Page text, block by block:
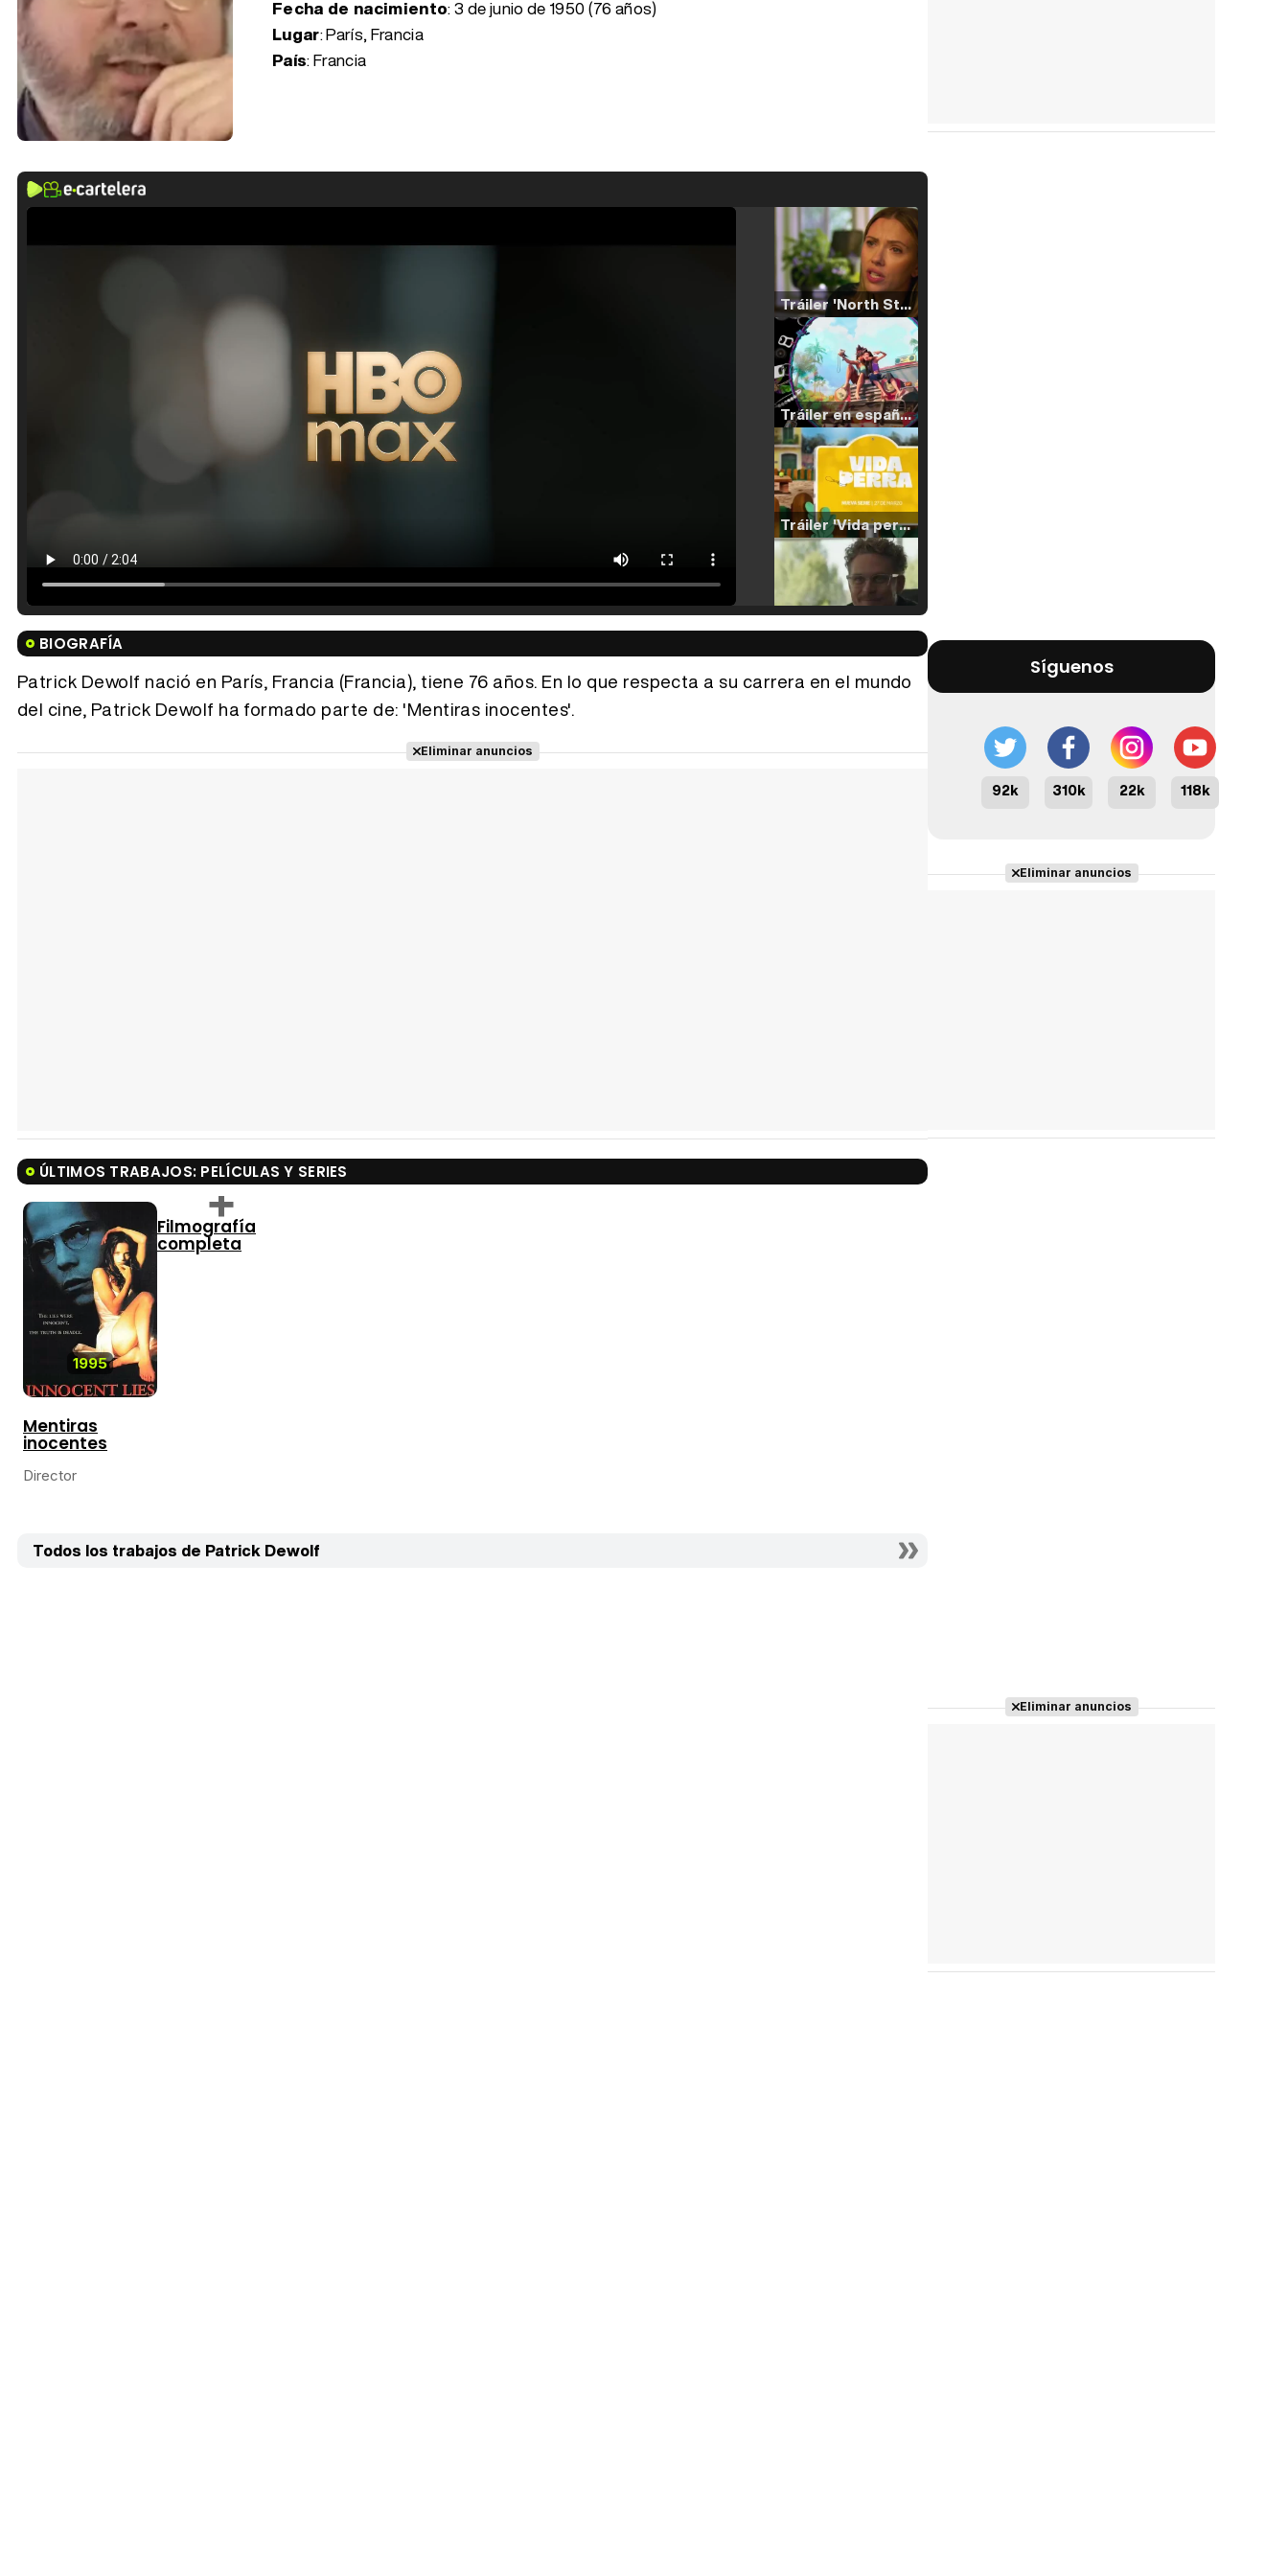
Fecha de nacimiento:3 de junio de 1950 (76 años)
Lugar: París, Francia
País: Francia
Tráiler 'North Star' (2023)
Tráiler en español de 'La isla olvidada'
Tráiler 'Vida perra' (2026)
Tráiler Oficial en VOSE 'The Audacity'
BIOGRAFÍA
Patrick Dewolf nació en París, Francia (Francia), tiene 76 años. En lo que respecta a su carrera en el mundo
del cine, Patrick Dewolf ha formado parte de: 'Mentiras inocentes'.
Eliminar anuncios
ÚLTIMOS TRABAJOS: PELÍCULAS Y SERIES
1995
Mentiras
inocentes
Director
Filmografía
completa
Todos los trabajos de Patrick Dewolf
Síguenos
92k 310k 22k 118k
Eliminar anuncios
Eliminar anuncios